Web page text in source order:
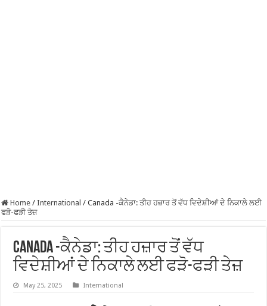
Home / International / Canada -ਕੈਨੇਡਾ: ਤੀਹ ਹਜ਼ਾਰ ਤੋਂ ਵੱਧ ਵਿਦੇਸ਼ੀਆਂ ਦੇ ਨਿਕਾਲੇ ਲਈ
ਫੜੋ-ਫੜੀ ਤੇਜ਼
Canada -ਕੈਨੇਡਾ: ਤੀਹ ਹਜ਼ਾਰ ਤੋਂ ਵੱਧ
ਵਿਦੇਸ਼ੀਆਂ ਦੇ ਨਿਕਾਲੇ ਲਈ ਫੜੋ-ਫੜੀ ਤੇਜ਼
May 25, 2025 International